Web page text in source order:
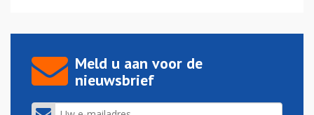
Meld u aan voor de
nieuwsbrief